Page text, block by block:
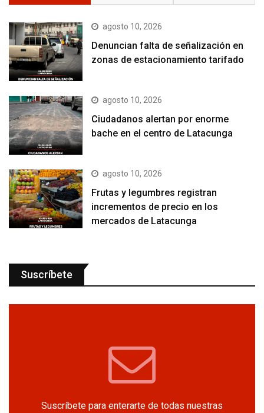
agosto 10, 2026
Denuncian falta de señalización en
zonas de estacionamiento tarifado
agosto 10, 2026
Ciudadanos alertan por enorme
bache en el centro de Latacunga
agosto 10, 2026
Frutas y legumbres registran
incrementos de precio en los
mercados de Latacunga
Suscríbete
Suscríbete para enterarte de todas nuestras